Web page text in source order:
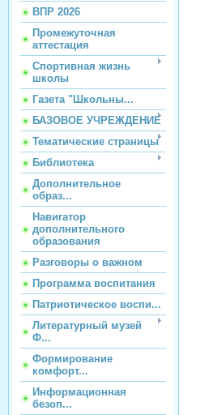
ВПР 2026
Промежуточная
аттестация
Спортивная жизнь
школы
Газета "Школьны...
БАЗОВОЕ УЧРЕЖДЕНИЕ
Тематические страницы
Библиотека
Дополнительное
образ...
Навигатор
дополнительного
образования
Разговоры о важном
Программа воспитания
Патриотическое воспи...
Литературный музей
Ф...
Формирование
комфорт...
Информационная
безоп...